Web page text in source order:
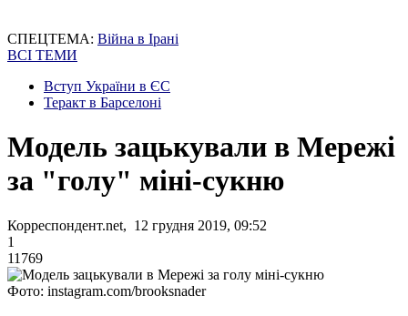
СПЕЦТЕМА: Війна в Ірані
ВСІ ТЕМИ
Вступ України в ЄС
Теракт в Барселоні
Модель зацькували в Мережі
за "голу" міні-сукню
Корреспондент.net, 12 грудня 2019, 09:52
1
11769
Фото: instagram.com/brooksnader